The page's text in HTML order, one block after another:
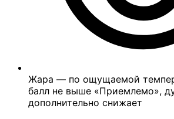
Жара — по ощущаемой
балл не выше «Приемлемо»,
дополнительно снижает